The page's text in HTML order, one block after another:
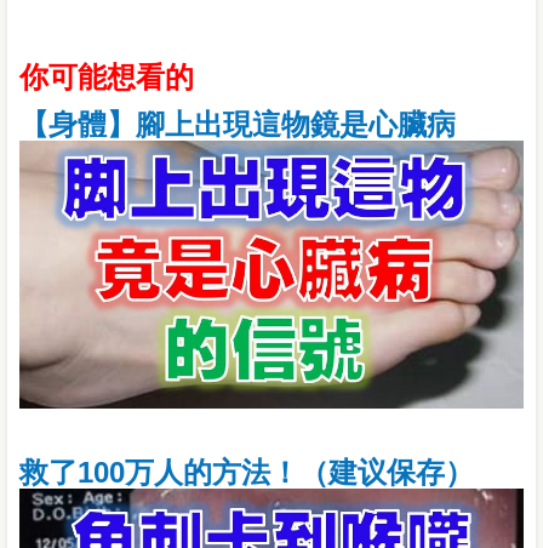
你可能想看的
【身體】腳上出現這物鏡是心臟病
救了100万人的方法！（建议保存）